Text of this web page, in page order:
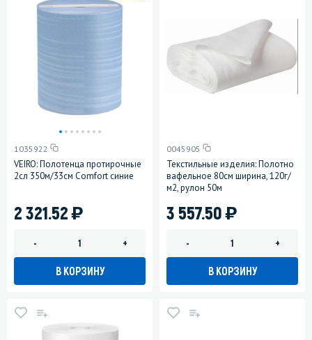
1035922
VEIRO: Полотенца протирочные
2сл 350м/33см Comfort синие
2 321.52)
- +
В КОРЗИНУ
0045905
Текстильные изделия: Полотно
вафельное 80см ширина, 120г/
м2, рулон 50м
3 557.50)
- +
В КОРЗИНУ